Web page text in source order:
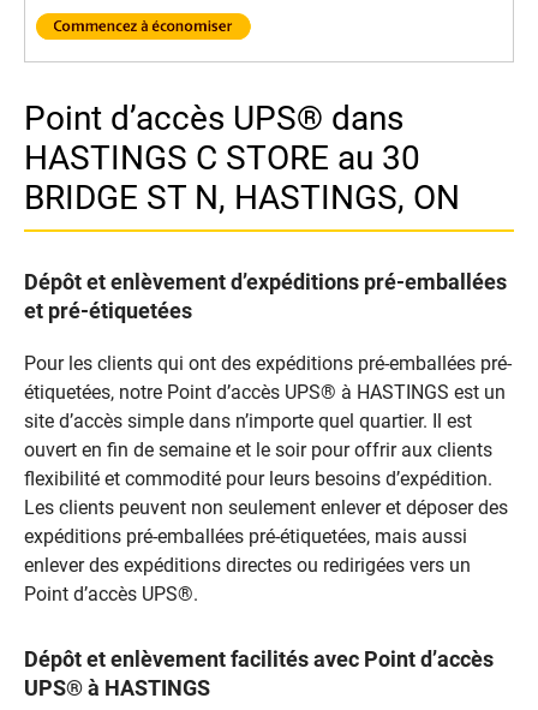
Point d’accès UPS® dans
HASTINGS C STORE au 30
BRIDGE ST N, HASTINGS, ON
Dépôt et enlèvement d’expéditions pré-emballées
et pré-étiquetées
Pour les clients qui ont des expéditions pré-emballées pré-
étiquetées, notre Point d’accès UPS® à HASTINGS est un
site d’accès simple dans n’importe quel quartier. Il est
ouvert en fin de semaine et le soir pour offrir aux clients
flexibilité et commodité pour leurs besoins d’expédition.
Les clients peuvent non seulement enlever et déposer des
expéditions pré-emballées pré-étiquetées, mais aussi
enlever des expéditions directes ou redirigées vers un
Point d’accès UPS®.
Dépôt et enlèvement facilités avec Point d’accès
UPS® à HASTINGS